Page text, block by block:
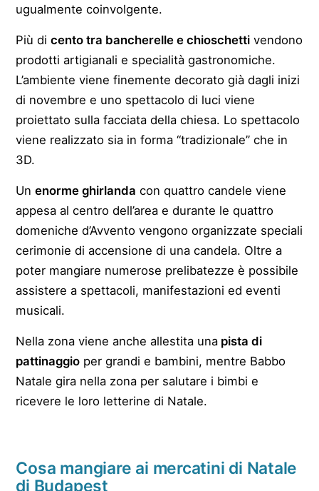
ugualmente coinvolgente.
Più dicento tra bancherelle e chioschetti vendono
prodotti artigianali e specialità gastronomiche.
L’ambiente viene finemente decorato già dagli inizi
di novembre e uno spettacolo di luci viene
proiettato sulla facciata della chiesa. Lo spettacolo
viene realizzato sia in forma “tradizionale” che in
3D.
Unenorme ghirlanda con quattro candele viene
appesa al centro dell’area e durante le quattro
domeniche d’Avvento vengono organizzate speciali
cerimonie di accensione di una candela. Oltre a
poter mangiare numerose prelibatezze è possibile
assistere a spettacoli, manifestazioni ed eventi
musicali.
Nella zona viene anche allestita una pista di
pattinaggio per grandi e bambini, mentre Babbo
Natale gira nella zona per salutare i bimbi e
ricevere le loro letterine di Natale.
Cosa mangiare ai mercatini di Natale
di Budapest